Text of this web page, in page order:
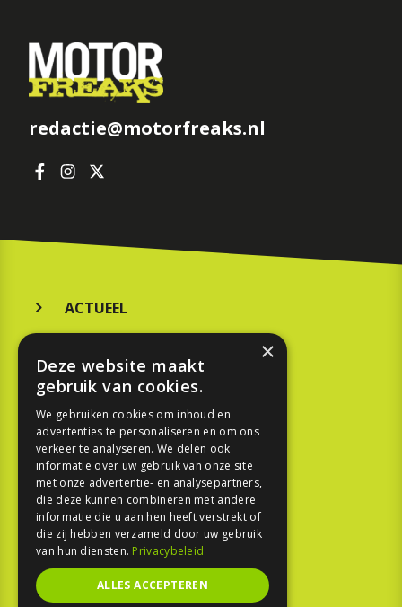
redactie@motorfreaks.nl
ACTUEEL
KOOPGIDS
TESTEN
SPORT
REPORTAGE
TOUREN
NIEUWSBRIEF
×
Deze website maakt
gebruik van cookies.
We gebruiken cookies om inhoud en
advertenties te personaliseren en om ons
verkeer te analyseren. We delen ook
informatie over uw gebruik van onze site
met onze advertentie- en analysepartners,
die deze kunnen combineren met andere
informatie die u aan hen heeft verstrekt of
die zij hebben verzameld door uw gebruik
van hun diensten. Privacybeleid
ALLES ACCEPTEREN